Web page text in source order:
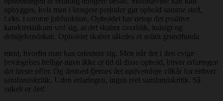
opbygges, hvis man i længere perioder gør ophold samme sted,
f.eks. i samme jobfunktion. Opholdet har netop det positive
karakteristikum ved sig, at det skaber overblik, indsigt og
detaljekendskab. Opholdet skaber således et solidt grundfunda
ment, hvorfra man kan orientere sig. Men når der i den evige
bevægelses hellige navn ikke er tid til disse ophold, bliver erfaringen
det første offer. Og dermed fjernes det nødvendige vilkår for enhver
samfundskritik. Uden erfaringen, ingen reel samfundskritik. Så
enkelt er det!